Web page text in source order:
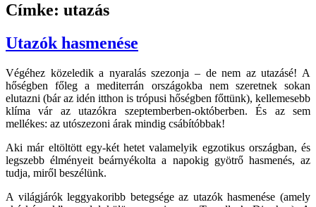
Címke: utazás
Utazók hasmenése
Végéhez közeledik a nyaralás szezonja – de nem az utazásé! A
hőségben főleg a mediterrán országokba nem szeretnek sokan
elutazni (bár az idén itthon is trópusi hőségben főttünk), kellemesebb
klíma vár az utazókra szeptemberben-októberben. És az sem
mellékes: az utószezoni árak mindig csábítóbbak!
Aki már eltöltött egy-két hetet valamelyik egzotikus országban, és
legszebb élményeit beárnyékolta a napokig gyötrő hasmenés, az
tudja, miről beszélünk.
A világjárók leggyakoribb betegsége az utazók hasmenése (amely